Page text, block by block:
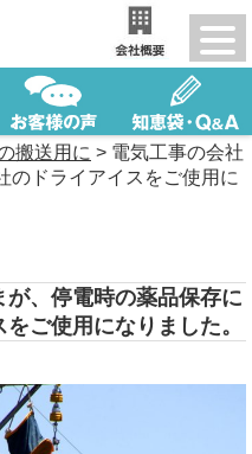
搬送用に > 電気工事の会社
のドライアイスをご使用に
が、停電時の薬品保存に
ご使用になりました。